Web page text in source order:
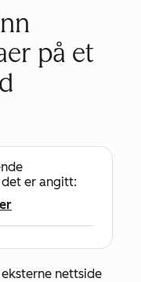
på et
er angitt:
nettside